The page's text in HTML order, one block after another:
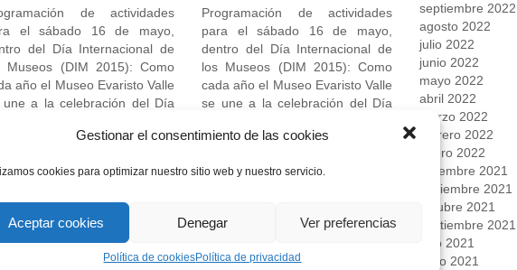
Gestionar el consentimiento de las cookies
cookies para optimizar nuestro sitio web y nuestro servicio.
Aceptar cookies Denegar Ver preferencias
Política de cookiesPolítica de privacidad
de actividades
el sábado 16 de mayo,
del Día Internacional de
Museos (DIM 2015): Como
año el Museo Evaristo Valle
a la celebración del Día
celebra en todo el mundo el
y variada
LEER MÁS
Programación de actividades
para el sábado 16 de mayo,
dentro del Día Internacional de
los Museos (DIM 2015): Como
cada año el Museo Evaristo Valle
se une a la celebración del Día
se celebra en todo el mundo el
completa y variada
LEER MÁS
septiembre 2022
agosto 2022
julio 2022
junio 2022
mayo 2022
abril 2022
marzo 2022
febrero 2022
enero 2022
diciembre 2021
noviembre 2021
octubre 2021
septiembre 2021
julio 2021
junio 2021